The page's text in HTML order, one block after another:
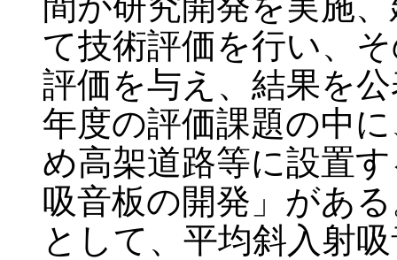
て技術評価を行い、
評価を与え、結果を
年度の評価課題の中
め高架道路等に設置
吸音板の開発」があ
として、平均斜入射